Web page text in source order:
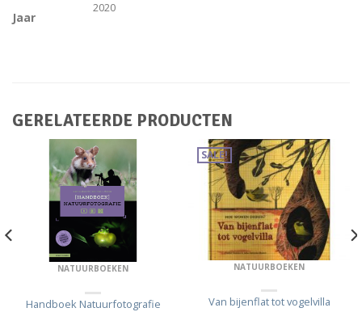
Jaar
2020
GERELATEERDE PRODUCTEN
NATUURBOEKEN
Handboek Natuurfotografie
SALE!
NATUURBOEKEN
Van bijenflat tot vogelvilla